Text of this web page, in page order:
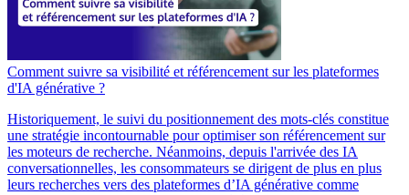
Comment suivre sa visibilité et référencement sur les plateformes
d'IA générative ?
Historiquement, le suivi du positionnement des mots-clés constitue
une stratégie incontournable pour optimiser son référencement sur
les moteurs de recherche. Néanmoins, depuis l'arrivée des IA
conversationnelles, les consommateurs se dirigent de plus en plus
leurs recherches vers des plateformes d’IA générative comme